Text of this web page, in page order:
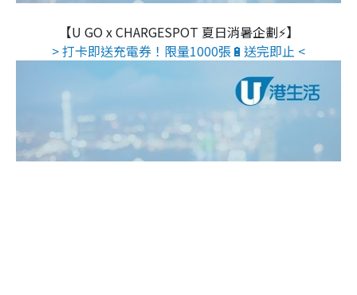
【U GO x CHARGESPOT 夏日消暑企劃⚡】
> 打卡即送充電券！限量1000張🔋送完即止 <